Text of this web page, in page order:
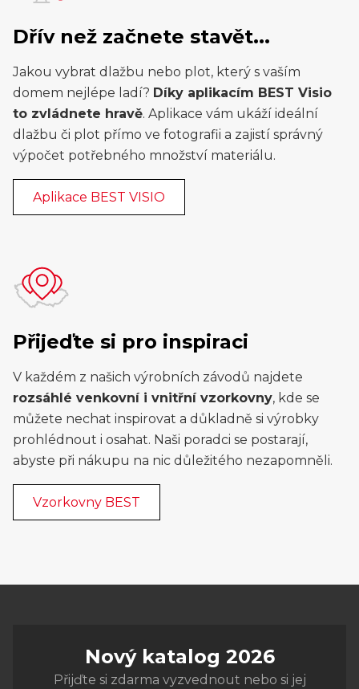
Dřív než začnete stavět...
Jakou vybrat dlažbu nebo plot, který s vaším
domem nejlépe ladí? Díky aplikacím BEST Visio
to zvládnete hravě. Aplikace vám ukáží ideální
dlažbu či plot přímo ve fotografii a zajistí správný
výpočet potřebného množství materiálu.
Aplikace BEST VISIO
Přijeďte si pro inspiraci
V každém z našich výrobních závodů najdete
rozsáhlé venkovní i vnitřní vzorkovny, kde se
můžete nechat inspirovat a důkladně si výrobky
prohlédnout i osahat. Naši poradci se postarají,
abyste při nákupu na nic důležitého nezapomněli.
Vzorkovny BEST
Nový katalog 2026
Přijďte si zdarma vyzvednout nebo si jej